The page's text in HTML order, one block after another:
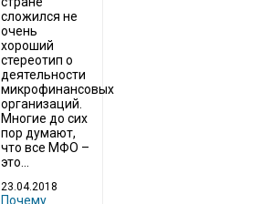
сложился не
очень
хороший
стереотип о
деятельности
микрофинансовых
организаций.
Многие до сих
пор думают,
что все МФО –
это...
23.04.2018
Почему